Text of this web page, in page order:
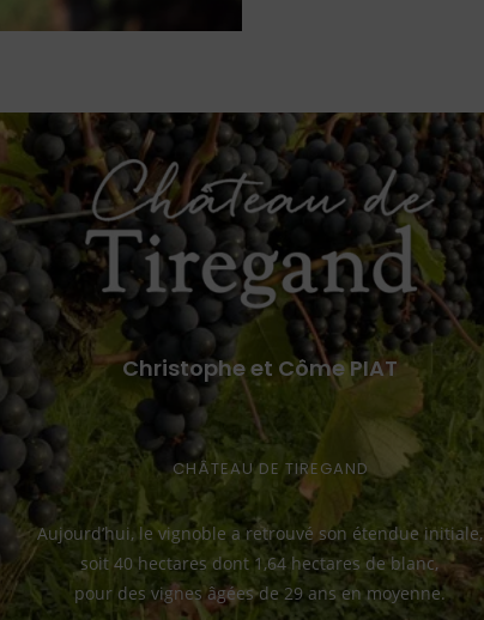
Christophe et Côme PIAT
CHÂTEAU DE TIREGAND
Aujourd’hui, le vignoble a retrouvé son étendue initiale,
soit 40 hectares dont 1,64 hectares de blanc,
pour des vignes âgées de 29 ans en moyenne.